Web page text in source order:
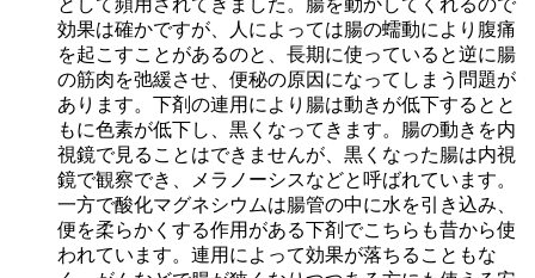
として頻用されてきました。腸を動かしてくれるので
効果は確かですが、人によっては腸の蠕動により腹痛
を起こすことがあるのと、長期に使っていると逆に腸
の筋肉を弛緩させ、便秘の原因になってしまう問題が
あります。下剤の連用により腸は動きが低下するとと
もに色素が低下し、黒くなってきます。腸の動きを内
視鏡で見ることはできませんが、黒くなった腸は内視
鏡で観察でき、メラノーシスなどと呼ばれています。
一方で酸化マグネシウムは腸管の中に水を引き込み、
便を柔らかくする作用がある下剤でこちらも昔から使
われています。連用によって効果が落ちることもな